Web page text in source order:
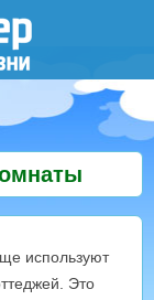
используют
Это